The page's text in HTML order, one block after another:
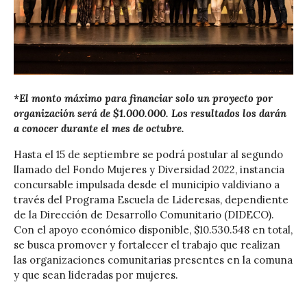
*El monto máximo para financiar solo un proyecto por
organización será de $1.000.000. Los resultados los darán
a conocer durante el mes de octubre.
Hasta el 15 de septiembre se podrá postular al segundo
llamado del Fondo Mujeres y Diversidad 2022, instancia
concursable impulsada desde el municipio valdiviano a
través del Programa Escuela de Lideresas, dependiente
de la Dirección de Desarrollo Comunitario (DIDECO).
Con el apoyo económico disponible, $10.530.548 en total,
se busca promover y fortalecer el trabajo que realizan
las organizaciones comunitarias presentes en la comuna
y que sean lideradas por mujeres.